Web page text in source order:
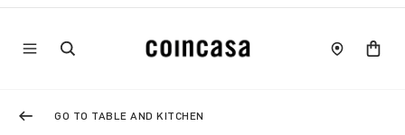
GO TO TABLE AND KITCHEN